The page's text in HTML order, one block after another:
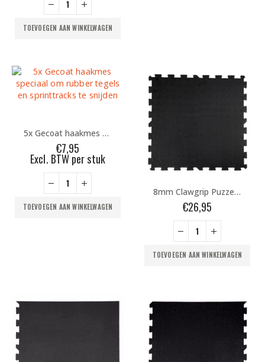
TOEVOEGEN AAN WINKELWAGEN
5x Gecoat haakmes speciaal om rubber tegels en sprinttracks te snijden
€7,95
Excl. BTW per stuk
TOEVOEGEN AAN WINKELWAGEN
8mm Clawgrip Puzzelmat
€26,95
TOEVOEGEN AAN WINKELWAGEN